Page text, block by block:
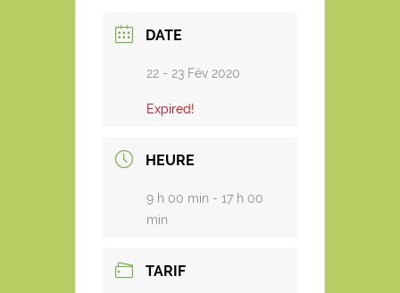
DATE
22 - 23 Fév 2020
Expired!
HEURE
9 h 00 min - 17 h 00
min
TARIF